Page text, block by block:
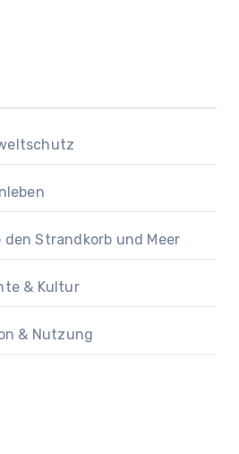
den Strandkorb und Meer
& Kultur
& Nutzung